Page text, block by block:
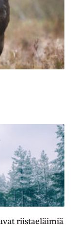
riistaeläimiä